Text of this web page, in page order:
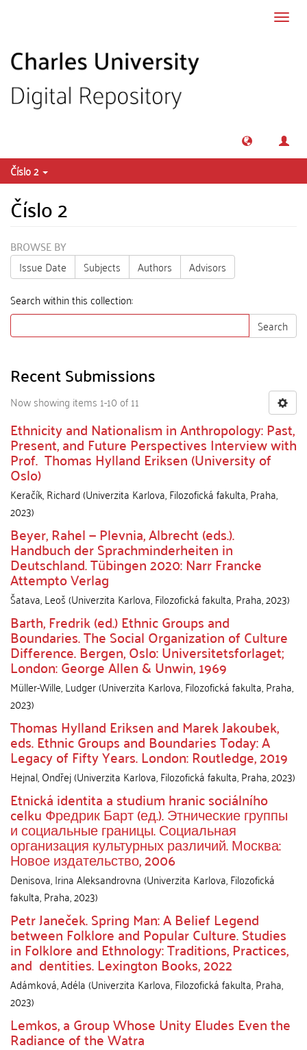
Číslo 2
Číslo 2
BROWSE BY
Issue Date
Subjects Authors
Advisors
Search within this collection:
Search
Recent Submissions
Now showing items 1-10 of 11
Ethnicity and Nationalism in Anthropology: Past,
Present, and Future Perspectives Interview with
Prof. Thomas Hylland Eriksen (University of
Oslo)
Keračík, Richard(Univerzita Karlova, Filozofická fakulta,Praha,
2023)
Beyer, Rahel — Plevnia, Albrecht (eds.).
Handbuch der Sprachminderheiten in
Deutschland. Tübingen 2020: Narr Francke
Attempto Verlag
Šatava, Leoš(Univerzita Karlova, Filozofická fakulta,Praha,2023)
Barth, Fredrik (ed.) Ethnic Groups and
Boundaries. The Social Organization of Culture
Difference. Bergen, Oslo: Universitetsforlaget;
London: George Allen & Unwin, 1969
Müller-Wille, Ludger(Univerzita Karlova, Filozofická fakulta,Praha,
2023)
Thomas Hylland Eriksen and Marek Jakoubek,
eds. Ethnic Groups and Boundaries Today: A
Legacy of Fifty Years. London: Routledge, 2019
Hejnal, Ondřej(Univerzita Karlova, Filozofická fakulta,Praha,2023)
Etnická identita a studium hranic sociálního
celku Фредрик Барт (ед.). Этнические группы
и социальные границы. Социальная
организация культурных различий. Москва:
Новое издательство, 2006
Denisova, Irina Aleksandrovna(Univerzita Karlova, Filozofická
fakulta,Praha,2023)
Petr Janeček. Spring Man: A Belief Legend
between Folklore and Popular Culture. Studies
in Folklore and Ethnology: Traditions, Practices,
and dentities. Lexington Books, 2022
Adámková, Adéla(Univerzita Karlova, Filozofická fakulta,Praha,
2023)
Lemkos, a Group Whose Unity Eludes Even the
Radiance of the Watra